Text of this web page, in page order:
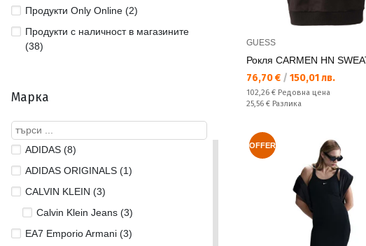
Продукти Only Online (2)
Продукти с наличност в магазините
(38)
Марка
ADIDAS (8)
ADIDAS ORIGINALS (1)
CALVIN KLEIN (3)
Calvin Klein Jeans (3)
EA7 Emporio Armani (3)
GUESS
Рокля CARMEN HN
Текуща цена:
76,70 € / 150,01 лв.
Редовна цена:
102,26 € Редовна цена
Спестявате:
25,56 € Разлика
OFFER